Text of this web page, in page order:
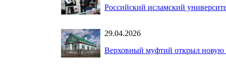
Российский исламский
29.04.2026
Верховный муфтий открыл новую